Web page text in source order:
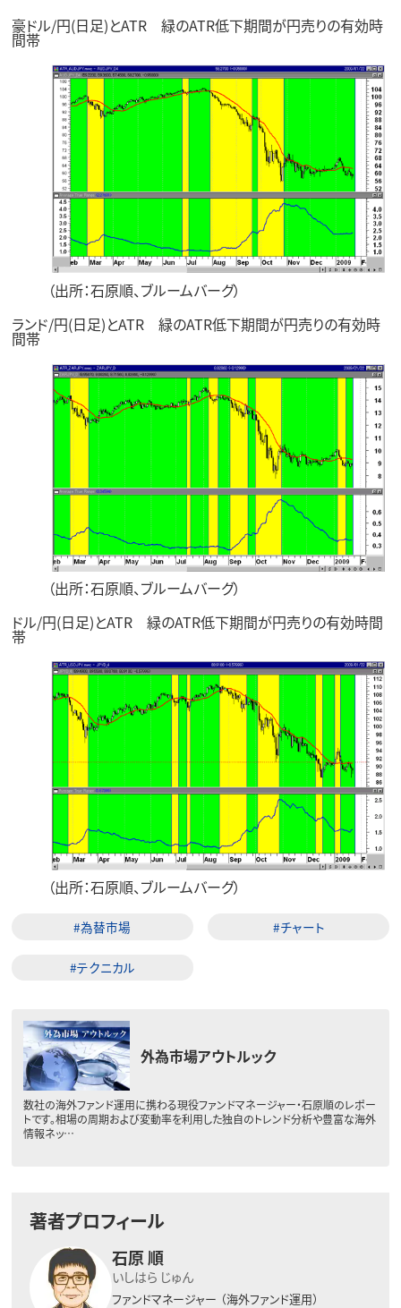
豪ドル/円(日足)とATR 緑のATR低下期間が円売りの有効時
間帯
（出所：石原順、ブルームバーグ）
ランド/円(日足)とATR 緑のATR低下期間が円売りの有効時
間帯
（出所：石原順、ブルームバーグ）
ドル/円(日足)とATR 緑のATR低下期間が円売りの有効時間
帯
（出所：石原順、ブルームバーグ）
#為替市場 #チャート
#テクニカル
外為市場アウトルック
数社の海外ファンド運用に携わる現役ファンドマネージャー・石原順のレポー
トです。相場の周期および変動率を利用した独自のトレンド分析や豊富な海外
情報ネッ…
著者プロフィール
石原 順
いしはら じゅん
ファンドマネージャー （海外ファンド運用）